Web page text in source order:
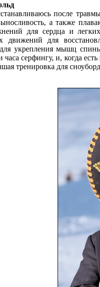
после
а также
для сердца и
движений для
укрепления мышц
серфингу, и, когда
тренировка для